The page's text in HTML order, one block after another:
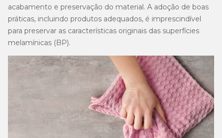
acabamento e preservação do material. A adoção de boas
práticas, incluindo produtos adequados, é imprescindível
para preservar as características originais das superfícies
melamínicas (BP).